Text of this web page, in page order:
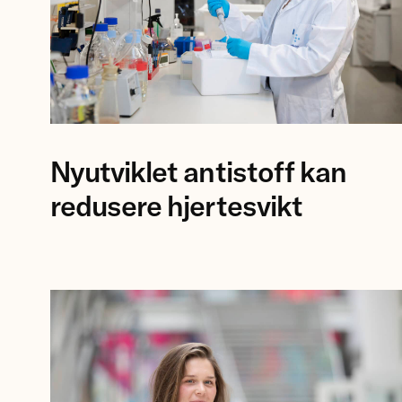
Anna
Karisdotter
Einarsen
Bergen.
Nyutviklet antistoff kan
redusere hjertesvikt